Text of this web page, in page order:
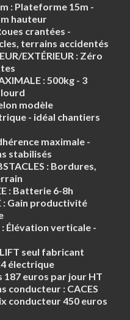
: Plateforme 15m -
hauteur
crantées -
terrains accidentés
EXTÉRIEUR : Zéro
:500kg - 3
modèle
- idéal chantiers
maximale -
stabilisés
: Bordures,
: Batterie 6-8h
: Gain productivité
Élévation verticale -
seul fabricant
électrique
187 euros par jour HT
conducteur : CACES
conducteur 450 euros